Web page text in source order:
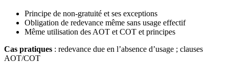
Principe de non-gratuité et ses exceptions
Obligation de redevance même sans usage effectif
Même utilisation des AOT et COT et principes
Cas pratiques : redevance due en l’absence d’usage ; clauses
AOT/COT